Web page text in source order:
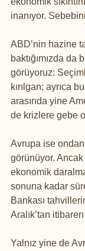
inanıyor.
ABD’nin hazine
baktığımızda da
görüyoruz:
kırılgan; ayrıca
arasında yine
de krizlere gebe
Avrupa ise
görünüyor.
ekonomik
sonuna kadar
Bankası
Aralık’tan
Yalnız yine de